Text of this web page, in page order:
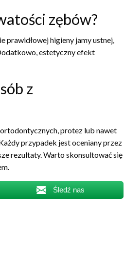
zębów?
prawidłowej higieny jamy ustnej,
estetyczny efekt
z
protez lub nawet
przypadek jest oceniany przez
rezultaty. Warto skonsultować się
Śledź nas